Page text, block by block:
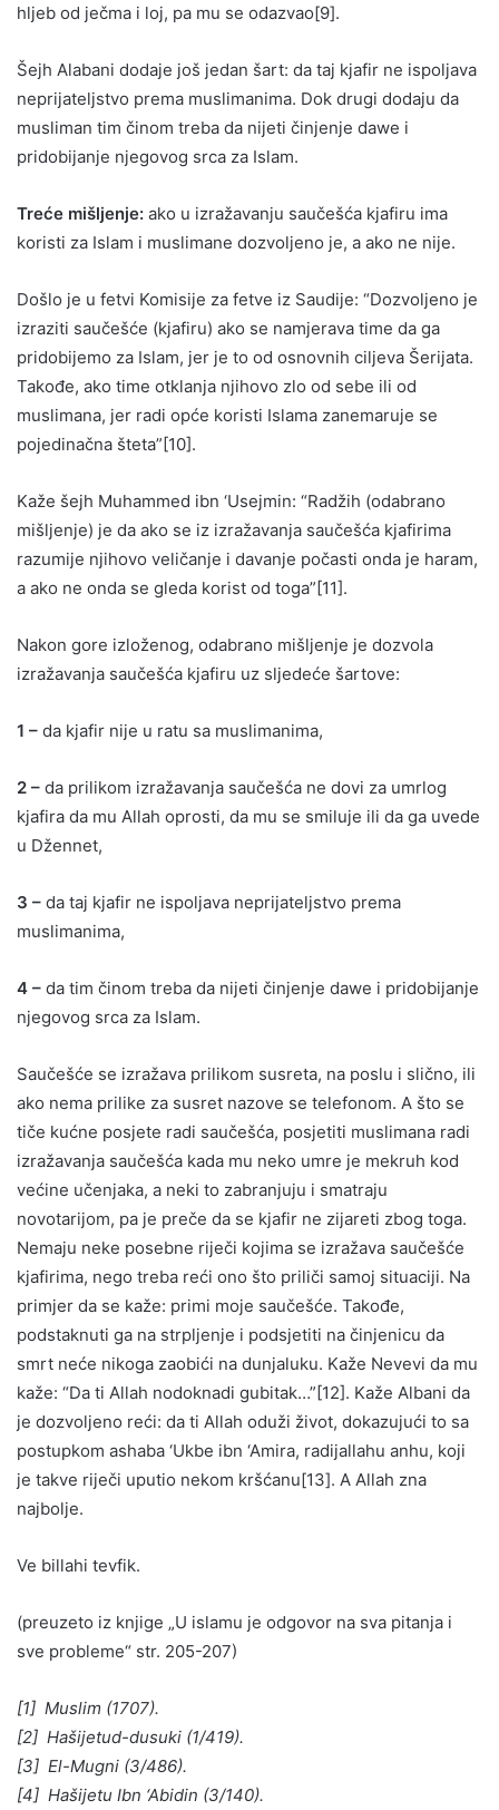
hljeb od ječma i loj, pa mu se odazvao[9].
Šejh Alabani dodaje još jedan šart: da taj kjafir ne ispoljava
neprijateljstvo prema muslimanima. Dok drugi dodaju da
musliman tim činom treba da nijeti činjenje dawe i
pridobijanje njegovog srca za Islam.
Treće mišljenje: ako u izražavanju saučešća kjafiru ima
koristi za Islam i muslimane dozvoljeno je, a ako ne nije.
Došlo je u fetvi Komisije za fetve iz Saudije: “Dozvoljeno je
izraziti saučešće (kjafiru) ako se namjerava time da ga
pridobijemo za Islam, jer je to od osnovnih ciljeva Šerijata.
Takođe, ako time otklanja njihovo zlo od sebe ili od
muslimana, jer radi opće koristi Islama zanemaruje se
pojedinačna šteta”[10].
Kaže šejh Muhammed ibn ‘Usejmin: “Radžih (odabrano
mišljenje) je da ako se iz izražavanja saučešća kjafirima
razumije njihovo veličanje i davanje počasti onda je haram,
a ako ne onda se gleda korist od toga”[11].
Nakon gore izloženog, odabrano mišljenje je dozvola
izražavanja saučešća kjafiru uz sljedeće šartove:
1 – da kjafir nije u ratu sa muslimanima,
2 – da prilikom izražavanja saučešća ne dovi za umrlog
kjafira da mu Allah oprosti, da mu se smiluje ili da ga uvede
u Džennet,
3 – da taj kjafir ne ispoljava neprijateljstvo prema
muslimanima,
4 – da tim činom treba da nijeti činjenje dawe i pridobijanje
njegovog srca za Islam.
Saučešće se izražava prilikom susreta, na poslu i slično, ili
ako nema prilike za susret nazove se telefonom. A što se
tiče kućne posjete radi saučešća, posjetiti muslimana radi
izražavanja saučešća kada mu neko umre je mekruh kod
većine učenjaka, a neki to zabranjuju i smatraju
novotarijom, pa je preče da se kjafir ne zijareti zbog toga.
Nemaju neke posebne riječi kojima se izražava saučešće
kjafirima, nego treba reći ono što priliči samoj situaciji. Na
primjer da se kaže: primi moje saučešće. Takođe,
podstaknuti ga na strpljenje i podsjetiti na činjenicu da
smrt neće nikoga zaobići na dunjaluku. Kaže Nevevi da mu
kaže: “Da ti Allah nodoknadi gubitak…”[12]. Kaže Albani da
je dozvoljeno reći: da ti Allah oduži život, dokazujući to sa
postupkom ashaba ‘Ukbe ibn ‘Amira, radijallahu anhu, koji
je takve riječi uputio nekom kršćanu[13]. A Allah zna
najbolje.
Ve billahi tevfik.
(preuzeto iz knjige „U islamu je odgovor na sva pitanja i
sve probleme“ str. 205-207)
[1] Muslim (1707).
[2] Hašijetud-dusuki (1/419).
[3] El-Mugni (3/486).
[4] Hašijetu Ibn ‘Abidin (3/140).